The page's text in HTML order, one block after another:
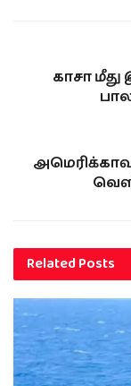
காசா
RelatedPosts